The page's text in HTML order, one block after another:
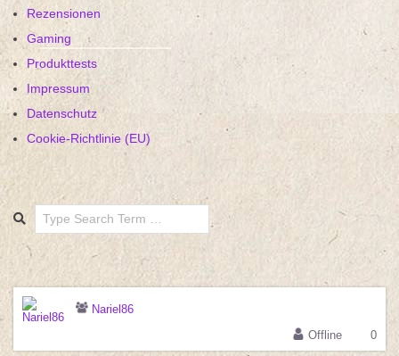
Rezensionen
Gaming
Produkttests
Impressum
Datenschutz
Cookie-Richtlinie (EU)
Search
Nariel86
Offline
0